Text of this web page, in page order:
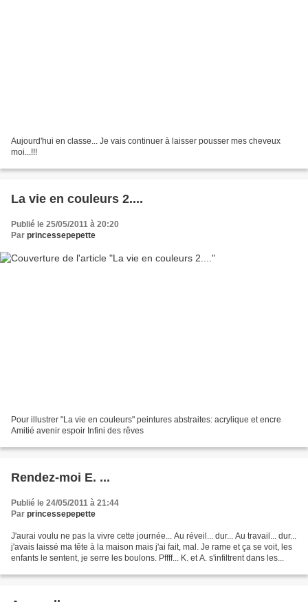
Aujourd'hui en classe... Je vais continuer à laisser pousser mes cheveux
moi...!!!
La vie en couleurs 2....
Publié le 25/05/2011 à 20:20
Par princessepepette
Pour illustrer "La vie en couleurs" peintures abstraites: acrylique et encre
Amitié avenir espoir Infini des rêves
Rendez-moi E. ...
Publié le 24/05/2011 à 21:44
Par princessepepette
J'aurai voulu ne pas la vivre cette journée... Au réveil... dur... Au travail... dur...
j'avais laissé ma tête à la maison mais j'ai fait, mal. Je rame et ça se voit, les
enfants le sentent, je serre les boulons. Pffff... K. et A. s'infiltrent dans les...